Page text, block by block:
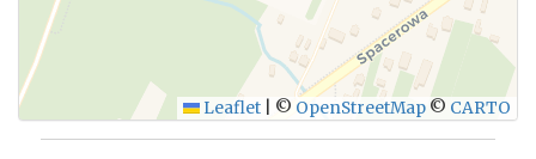
Leaflet © OpenStreetMap © CARTO